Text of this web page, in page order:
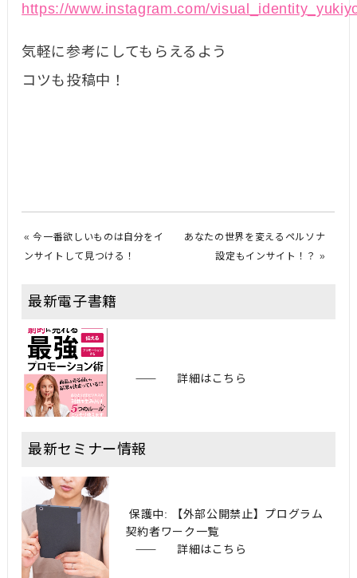
https://www.instagram.com/
気軽に参考にしてもらえるよう
コツも投稿中！
«今一番欲しいものは自分をイ
ンサイトして見つける！
あなたの世界を変えるペルソナ
設定もインサイト！？ »
最新電子書籍
詳細はこちら
最新セミナー情報
保護中: 【外部公開禁止】プログラム
契約者ワーク一覧
詳細はこちら